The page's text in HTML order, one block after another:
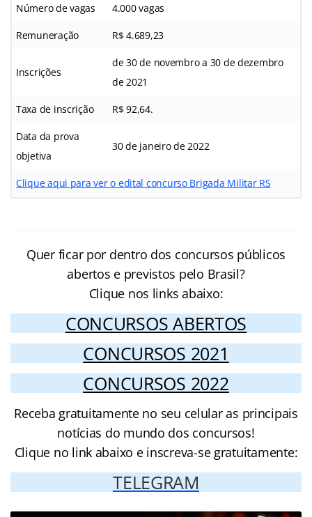
Número de vagas 4.000 vagas
Remuneração R$ 4.689,23
Inscrições
de 30 de novembro a 30 de dezembro
de 2021
Taxa de inscrição R$ 92,64.
Data da prova
objetiva
30 de janeiro de 2022
Clique aqui para ver o edital concurso Brigada Militar RS
Quer ficar por dentro dos concursos públicos
abertos e previstos pelo Brasil?
Clique nos links abaixo:
CONCURSOS ABERTOS
CONCURSOS 2021
CONCURSOS 2022
Receba gratuitamente no seu celular as principais
notícias do mundo dos concursos!
Clique no link abaixo e inscreva-se gratuitamente:
TELEGRAM